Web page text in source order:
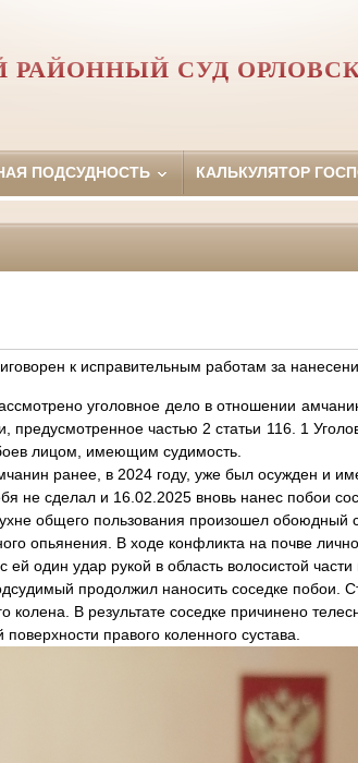
СУД
ПОДСУДНОСТЬ КАЛЬКУЛЯТОР
к исправительным работам за
уголовное дело в отношении
предусмотренное частью 2 статьи 116. 1
лицом, имеющим судимость.
ранее, в 2024 году, уже был осужден и
не сделал и 16.02.2025 вновь нанес побои
общего пользования произошел обоюдный
опьянения. В ходе конфликта на почве
один удар рукой в область волосистой
продолжил наносить соседке побои.
колена. В результате соседке причинено
правого коленного сустава.